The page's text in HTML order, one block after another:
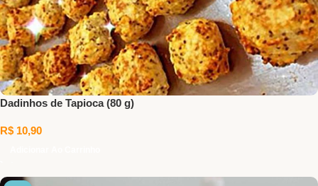
Dadinhos de Tapioca (80 g)
R$ 10,90